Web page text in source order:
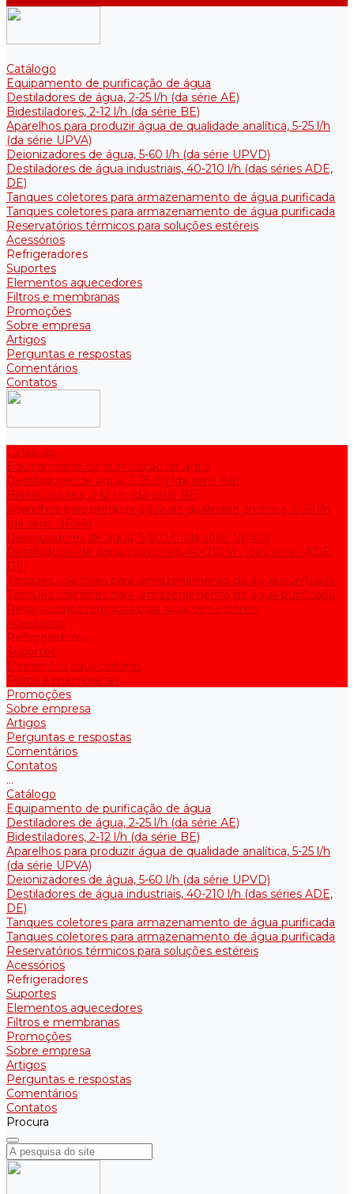
Catálogo
Equipamento de purificação de água
Destiladores de água, 2-25 l/h (da série АE)
Bidestiladores, 2-12 l/h (da série BE)
Aparelhos para produzir água de qualidade analítica, 5-25 l/h
(da série UPVA)
Deionizadores de água, 5-60 l/h (da série UPVD)
Destiladores de água industriais, 40-210 l/h (das séries ADE,
DE)
Tanques coletores para armazenamento de água purificada
Tanques coletores para armazenamento de água purificada
Reservatórios térmicos para soluções estéreis
Acessórios
Refrigeradores
Suportes
Elementos aquecedores
Filtros e membranas
Promoções
Sobre empresa
Artigos
Perguntas e respostas
Comentários
Contatos
Catálogo
Equipamento de purificação de água
Destiladores de água, 2-25 l/h (da série АE)
Bidestiladores, 2-12 l/h (da série BE)
Aparelhos para produzir água de qualidade analítica, 5-25 l/h
(da série UPVA)
Deionizadores de água, 5-60 l/h (da série UPVD)
Destiladores de água industriais, 40-210 l/h (das séries ADE,
DE)
Tanques coletores para armazenamento de água purificada
Tanques coletores para armazenamento de água purificada
Reservatórios térmicos para soluções estéreis
Acessórios
Refrigeradores
Suportes
Elementos aquecedores
Filtros e membranas
Promoções
Sobre empresa
Artigos
Perguntas e respostas
Comentários
Contatos
...
Catálogo
Equipamento de purificação de água
Destiladores de água, 2-25 l/h (da série АE)
Bidestiladores, 2-12 l/h (da série BE)
Aparelhos para produzir água de qualidade analítica, 5-25 l/h
(da série UPVA)
Deionizadores de água, 5-60 l/h (da série UPVD)
Destiladores de água industriais, 40-210 l/h (das séries ADE,
DE)
Tanques coletores para armazenamento de água purificada
Tanques coletores para armazenamento de água purificada
Reservatórios térmicos para soluções estéreis
Acessórios
Refrigeradores
Suportes
Elementos aquecedores
Filtros e membranas
Promoções
Sobre empresa
Artigos
Perguntas e respostas
Comentários
Contatos
Procura